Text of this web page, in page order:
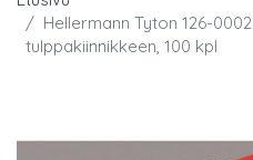
Hellermann Tyton 126-
tulppakiinnikkeen, 100 kpl